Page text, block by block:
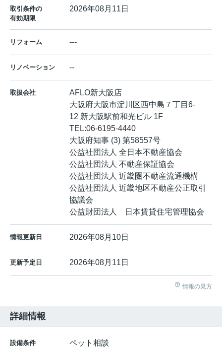
取引条件の
有効期限
2026年08月11日
リフォーム ---
リノベーション --
取扱会社
AFLO新大阪店
大阪府大阪市淀川区西中島７丁目6-
12 新大阪駅前和光ビル 1F
TEL:06-6195-4440
大阪府知事 (3) 第58557号
公益社団法人 全日本不動産協会
公益社団法人 不動産保証協会
公益社団法人 近畿圏不動産流通機構
公益社団法人 近畿地区不動産公正取引
協議会
公益財団法人 日本賃貸住宅管理協会
情報更新日 2026年08月10日
更新予定日 2026年08月11日
情報の見方
詳細情報
設備条件
ペット相談